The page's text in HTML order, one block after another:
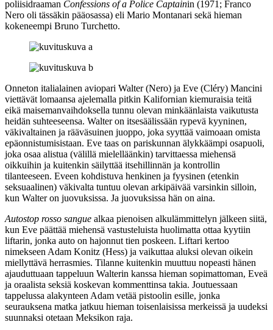
poliisidraaman Confessions of a Police Captainin (1971; Franco
Nero oli tässäkin pääosassa) eli Mario Montanari sekä hieman
kokeneempi Bruno Turchetto.
Onneton italialainen aviopari Walter (Nero) ja Eve (Cléry) Mancini
viettävät lomaansa ajelemalla pitkin Kalifornian kiemuraisia teitä
eikä maisemanvaihdoksella tunnu olevan minkäänlaista vaikutusta
heidän suhteeseensa. Walter on itsesäälissään rypevä kyyninen,
väkivaltainen ja rääväsuinen juoppo, joka syyttää vaimoaan omista
epäonnistumisistaan. Eve taas on pariskunnan älykkäämpi osapuoli,
joka osaa alistua (välillä mielelläänkin) tarvittaessa miehensä
oikkuihin ja kuitenkin säilyttää itsehillinnän ja kontrollin
tilanteeseen. Eveen kohdistuva henkinen ja fyysinen (etenkin
seksuaalinen) väkivalta tuntuu olevan arkipäivää varsinkin silloin,
kun Walter on juovuksissa. Ja juovuksissa hän on aina.
Autostop rosso sangue alkaa pienoisen alkulämmittelyn jälkeen siitä,
kun Eve päättää miehensä vastusteluista huolimatta ottaa kyytiin
liftarin, jonka auto on hajonnut tien poskeen. Liftari kertoo
nimekseen Adam Konitz (Hess) ja vaikuttaa aluksi olevan oikein
miellyttävä herrasmies. Tilanne kuitenkin muuttuu nopeasti hänen
ajauduttuaan tappeluun Walterin kanssa hieman sopimattoman, Eveä
ja oraalista seksiä koskevan kommenttinsa takia. Joutuessaan
tappelussa alakynteen Adam vetää pistoolin esille, jonka
seurauksena matka jatkuu hieman toisenlaisissa merkeissä ja uudeksi
suunnaksi otetaan Meksikon raja.